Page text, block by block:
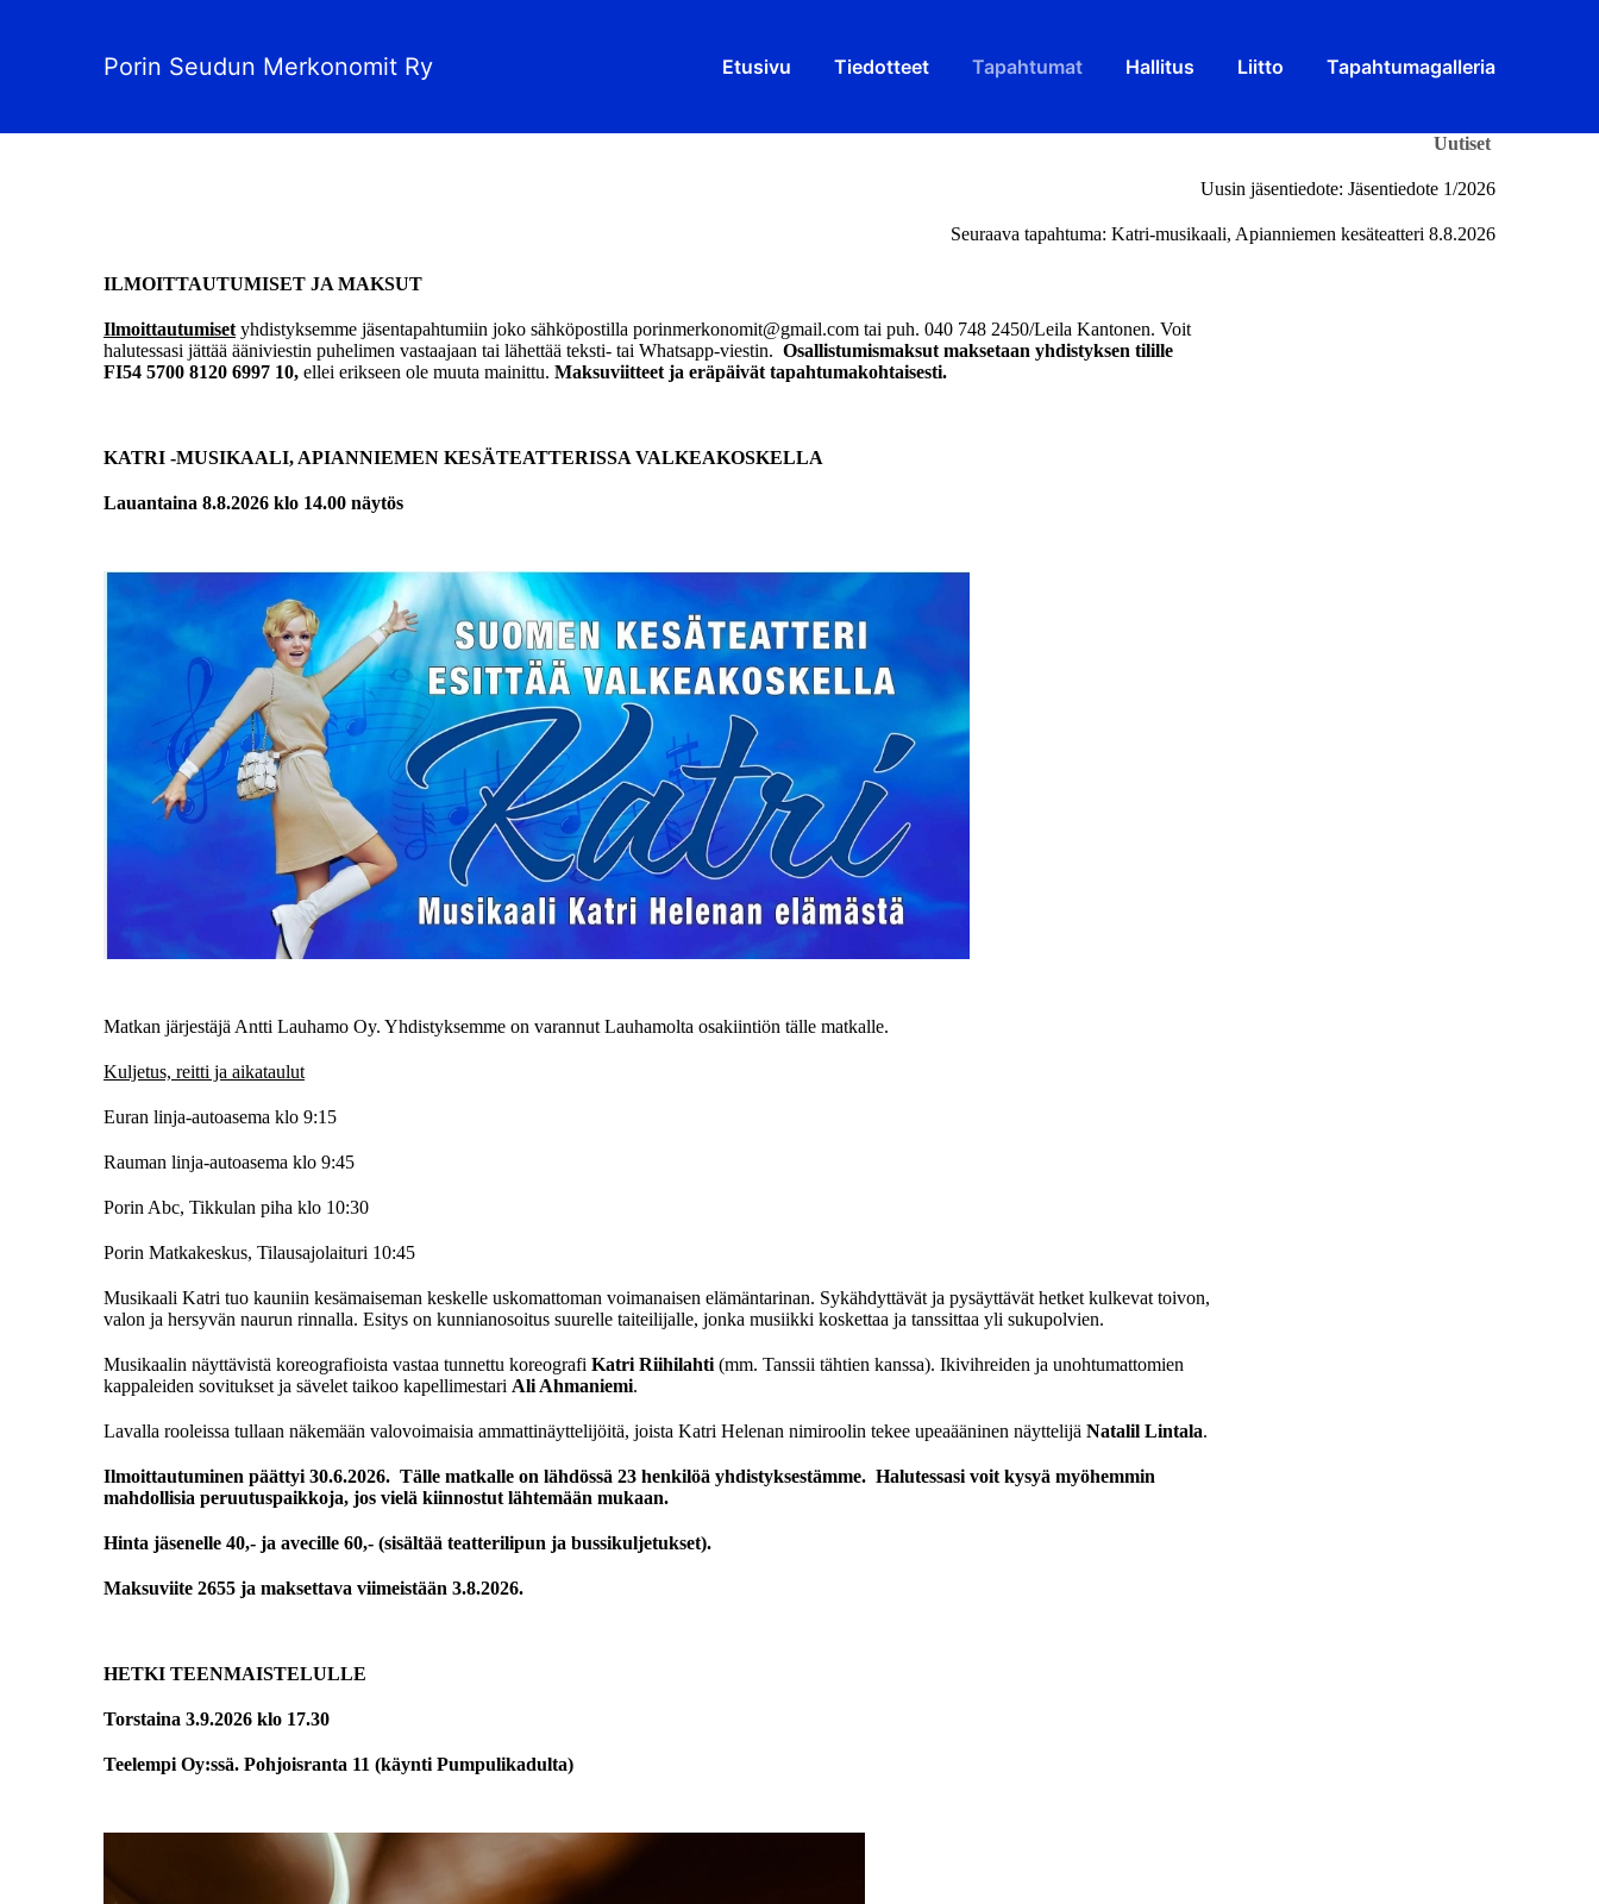
Porin Seudun Merkonomit Ry Etusivu Tiedotteet Tapahtumat Hallitus Liitto Tapahtumagalleria
Uutiset
Uusin jäsentiedote: Jäsentiedote 1/2026
Seuraava tapahtuma: Katri-musikaali, Apianniemen kesäteatteri 8.8.2026
ILMOITTAUTUMISET JA MAKSUT
Ilmoittautumiset yhdistyksemme jäsentapahtumiin joko sähköpostilla porinmerkonomit@gmail.com tai puh. 040 748 2450/Leila Kantonen. Voit
halutessasi jättää ääniviestin puhelimen vastaajaan tai lähettää teksti- tai Whatsapp-viestin. Osallistumismaksut maksetaan yhdistyksen tilille
FI54 5700 8120 6997 10, ellei erikseen ole muuta mainittu. Maksuviitteet ja eräpäivät tapahtumakohtaisesti.
KATRI -MUSIKAALI, APIANNIEMEN KESÄTEATTERISSA VALKEAKOSKELLA
Lauantaina 8.8.2026 klo 14.00 näytös
Matkan järjestäjä Antti Lauhamo Oy. Yhdistyksemme on varannut Lauhamolta osakiintiön tälle matkalle.
Kuljetus, reitti ja aikataulut
Euran linja-autoasema klo 9:15
Rauman linja-autoasema klo 9:45
Porin Abc, Tikkulan piha klo 10:30
Porin Matkakeskus, Tilausajolaituri 10:45
Musikaali Katri tuo kauniin kesämaiseman keskelle uskomattoman voimanaisen elämäntarinan. Sykähdyttävät ja pysäyttävät hetket kulkevat toivon,
valon ja hersyvän naurun rinnalla. Esitys on kunnianosoitus suurelle taiteilijalle, jonka musiikki koskettaa ja tanssittaa yli sukupolvien.
Musikaalin näyttävistä koreografioista vastaa tunnettu koreografi Katri Riihilahti (mm. Tanssii tähtien kanssa). Ikivihreiden ja unohtumattomien
kappaleiden sovitukset ja sävelet taikoo kapellimestari Ali Ahmaniemi.
Lavalla rooleissa tullaan näkemään valovoimaisia ammattinäyttelijöitä, joista Katri Helenan nimiroolin tekee upeaääninen näyttelijä Natalil Lintala.
Ilmoittautuminen päättyi 30.6.2026. Tälle matkalle on lähdössä 23 henkilöä yhdistyksestämme. Halutessasi voit kysyä myöhemmin
mahdollisia peruutuspaikkoja, jos vielä kiinnostut lähtemään mukaan.
Hinta jäsenelle 40,- ja avecille 60,- (sisältää teatterilipun ja bussikuljetukset).
Maksuviite 2655 ja maksettava viimeistään 3.8.2026.
HETKI TEENMAISTELULLE
Torstaina 3.9.2026 klo 17.30
Teelempi Oy:ssä. Pohjoisranta 11 (käynti Pumpulikadulta)